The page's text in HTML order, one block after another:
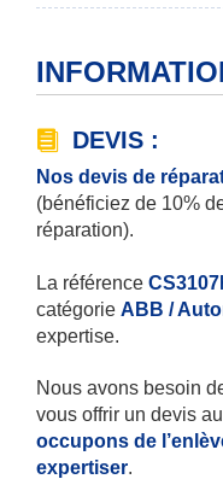
DEVIS :
Nos devis de
(bénéficiez de 10%
réparation).
La référence
catégorie ABB /
expertise.
Nous avons besoin
vous offrir un devis
occupons de
expertiser.